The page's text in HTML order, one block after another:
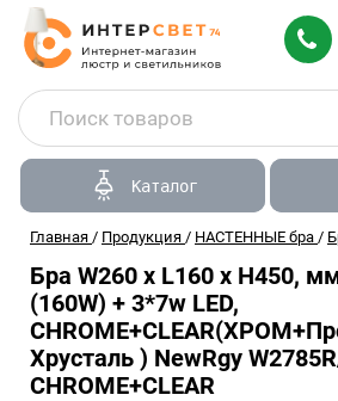
Каталог
Главная / Продукция / НАСТЕННЫЕ бра /
Бра W260 x L160 x H450,
(160W) + 3*7w LED,
Хрусталь ) NewRgy
CHROME+CLEAR